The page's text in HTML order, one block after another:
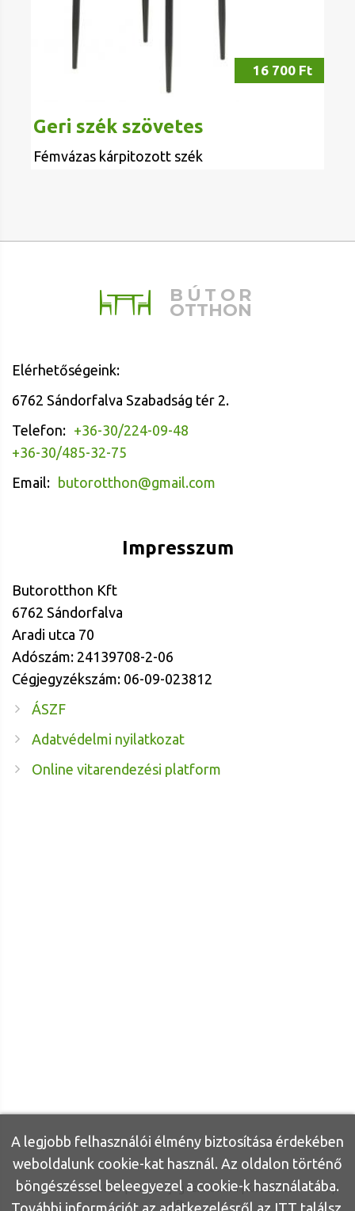
16 700 Ft
Geri szék szövetes
Fémvázas kárpitozott szék
BÚTOR
OTTHON
Elérhetőségeink:
6762 Sándorfalva Szabadság tér 2.
Telefon: +36-30/224-09-48
+36-30/485-32-75
Email: butorotthon@gmail.com
Impresszum
Butorotthon Kft
6762 Sándorfalva
Aradi utca 70
Adószám: 24139708-2-06
Cégjegyzékszám: 06-09-023812
ÁSZF
Adatvédelmi nyilatkozat
Online vitarendezési platform
Bútor Otthon ©2026|Minden jog fenntartva| Készítette:Inonvip
Kft.
A legjobb felhasználói élmény biztosítása érdekében
weboldalunk cookie-kat használ. Az oldalon történő
böngészéssel beleegyezel a cookie-k használatába.
További információt az adatkezelésről az ITT találsz.